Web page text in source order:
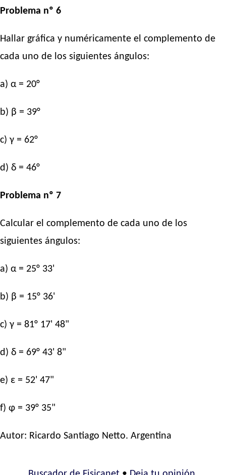
Problema nº 6
Hallar gráfica y numéricamente el complemento de
cada uno de los siguientes ángulos:
a) α = 20°
b) β = 39°
c) γ = 62°
d) δ = 46°
Problema nº 7
Calcular el complemento de cada uno de los
siguientes ángulos:
a) α = 25° 33'
b) β = 15° 36'
c) γ = 81° 17' 48"
d) δ = 69° 43' 8"
e) ε = 52' 47"
f) φ = 39° 35"
Autor: Ricardo Santiago Netto. Argentina